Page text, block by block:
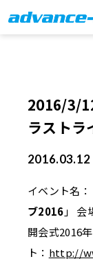
2016/3/
ラストラ
2016.03.12
イベント名
ブ2016 」 会
開会式2016
ト： http://